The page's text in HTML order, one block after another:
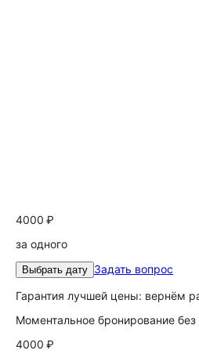
4000 ₽
за одного
Выбрать дату Задать вопрос
Гарантия лучшей цены: вернём
Моментальное бронирование
4000 ₽